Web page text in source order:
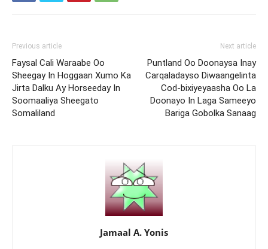
Previous article
Faysal Cali Waraabe Oo
Sheegay In Hoggaan Xumo Ka
Jirta Dalku Ay Horseeday In
Soomaaliya Sheegato
Somaliland
Next article
Puntland Oo Doonaysa Inay
Carqaladayso Diwaangelinta
Cod-bixiyeyaasha Oo La
Doonayo In Laga Sameeyo
Bariga Gobolka Sanaag
Jamaal A. Yonis